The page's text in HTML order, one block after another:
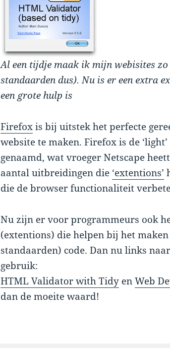
Al een tijdje maak ik mijn webisites
standaarden dus). Nu is er een extra
een grote hulp is
Firefoxis bij uitstek het perfecte
website te maken. Firefox is de
genaamd, wat vroeger Netscape
aantal uitbreidingen die ‘extentions’
die de browser functionaliteit
Nu zijn er voor programmeurs ook
(extentions) die helpen bij het maken
standaarden) code. Dan nu links
gebruik:
HTML Validator with Tidy enWeb
dan de moeite waard!